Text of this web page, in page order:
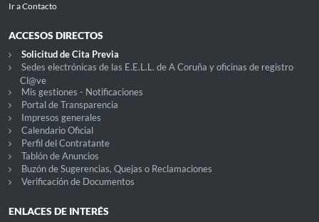
Ir a Contacto
ACCESOS DIRECTOS
Solicitud de Cita Previa
Sedes electrónicas de las E.E.L.L. de A Coruña y oficinas de registro
Cl@ve
Mis gestiones - Notificaciones
Portal de Transparencia
Impresos generales
Calendario Oficial
Perfil del Contratante
Tablón de Anuncios
Buzón de Sugerencias, Quejas o Reclamaciones
Verificación de Documentos
ENLACES DE INTERÉS